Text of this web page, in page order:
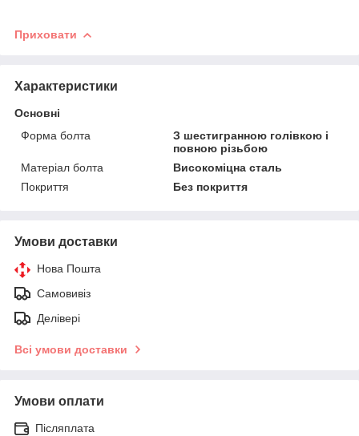
Приховати
Характеристики
Основні
Форма болта
З шестигранною голівкою і
повною різьбою
Матеріал болта
Високоміцна сталь
Покриття
Без покриття
Умови доставки
Нова Пошта
Самовивіз
Делівері
Всі умови доставки
Умови оплати
Післяплата